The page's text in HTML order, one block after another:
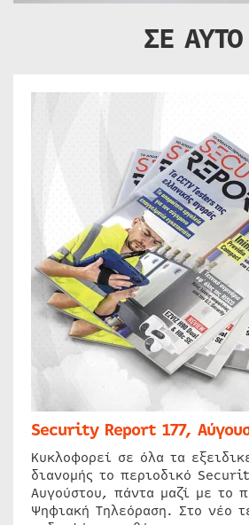
ΣΕ
Security Report 177,
Κυκλοφορεί σε όλα τα
διανομής το περιοδικό
Αυγούστου, πάντα μαζί με το
Ψηφιακή Τηλεόραση. Στο νέο